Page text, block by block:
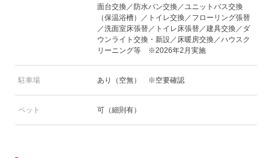
面台交換／防水パン交換／ユニットバス交換
（保温浴槽）／トイレ交換／フローリング張替
／洗面室床張替／トイレ床張替／建具交換／ダ
ウンライト交換・新設／床暖房交換／ハウスク
リーニング等 ※2026年2月実施
駐車場 あり（空無） ※空要確認
ペット 可（細則有）